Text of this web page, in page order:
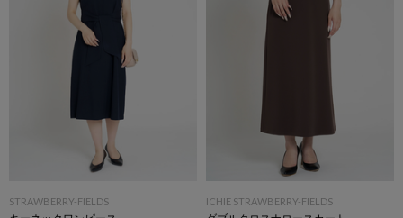
STRAWBERRY-FIELDS ICHIE STRAWBERRY-FIELDS